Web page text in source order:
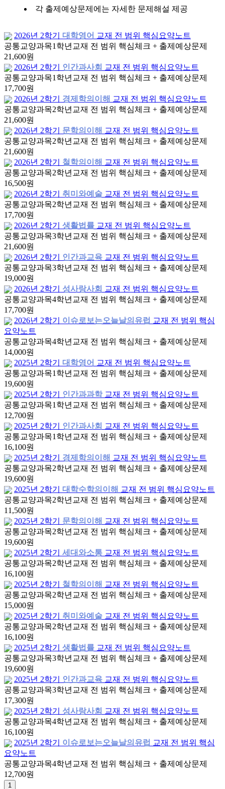
각 출제예상문제에는 자세한 문제해설 제공
2026년 2학기 대학영어 교재 전 범위 핵심요약노트
공통교양과목1학년 교재 전 범위 핵심체크 + 출제예상문제
21,600원
2026년 2학기
인간과사회 교재 전 범위 핵심요약노트
공통교양과목1학년 교재 전 범위 핵심체크 + 출제예상문제
17,700원
2026년 2학기
경제학의이해 교재 전 범위 핵심요약노트
공통교양과목2학년 교재 전 범위 핵심체크 + 출제예상문제
21,600원
2026년 2학기
문학의이해 교재 전 범위 핵심요약노트
공통교양과목2학년 교재 전 범위 핵심체크 + 출제예상문제
21,600원
2026년 2학기
철학의이해 교재 전 범위 핵심요약노트
공통교양과목2학년 교재 전 범위 핵심체크 + 출제예상문제
16,500원
2026년 2학기
취미와예술 교재 전 범위 핵심요약노트
공통교양과목2학년 교재 전 범위 핵심체크 + 출제예상문제
17,700원
2026년 2학기
생활법률 교재 전 범위 핵심요약노트
공통교양과목3학년 교재 전 범위 핵심체크 + 출제예상문제
21,600원
2026년 2학기
인간과교육 교재 전 범위 핵심요약노트
공통교양과목3학년 교재 전 범위 핵심체크 + 출제예상문제
19,000원
2026년 2학기
성사랑사회 교재 전 범위 핵심요약노트
공통교양과목4학년 교재 전 범위 핵심체크 + 출제예상문제
17,700원
2026년 2학기
이슈로보는오늘날의유럽 교재 전 범위 핵심
요약노트
공통교양과목4학년 교재 전 범위 핵심체크 + 출제예상문제
14,000원
2025년 2학기
대학영어 교재 전 범위 핵심요약노트
공통교양과목1학년 교재 전 범위 핵심체크 + 출제예상문제
19,600원
2025년 2학기
인간과과학 교재 전 범위 핵심요약노트
공통교양과목1학년 교재 전 범위 핵심체크 + 출제예상문제
12,700원
2025년 2학기
인간과사회 교재 전 범위 핵심요약노트
공통교양과목1학년 교재 전 범위 핵심체크 + 출제예상문제
16,100원
2025년 2학기
경제학의이해 교재 전 범위 핵심요약노트
공통교양과목2학년 교재 전 범위 핵심체크 + 출제예상문제
19,600원
2025년 2학기
대학수학의이해 교재 전 범위 핵심요약노트
공통교양과목2학년 교재 전 범위 핵심체크 + 출제예상문제
11,500원
2025년 2학기
문학의이해 교재 전 범위 핵심요약노트
공통교양과목2학년 교재 전 범위 핵심체크 + 출제예상문제
19,600원
2025년 2학기
세대와소통 교재 전 범위 핵심요약노트
공통교양과목2학년 교재 전 범위 핵심체크 + 출제예상문제
16,100원
2025년 2학기
철학의이해 교재 전 범위 핵심요약노트
공통교양과목2학년 교재 전 범위 핵심체크 + 출제예상문제
15,000원
2025년 2학기
취미와예술 교재 전 범위 핵심요약노트
공통교양과목2학년 교재 전 범위 핵심체크 + 출제예상문제
16,100원
2025년 2학기
생활법률 교재 전 범위 핵심요약노트
공통교양과목3학년 교재 전 범위 핵심체크 + 출제예상문제
19,600원
2025년 2학기
인간과교육 교재 전 범위 핵심요약노트
공통교양과목3학년 교재 전 범위 핵심체크 + 출제예상문제
17,300원
2025년 2학기
성사랑사회 교재 전 범위 핵심요약노트
공통교양과목4학년 교재 전 범위 핵심체크 + 출제예상문제
16,100원
2025년 2학기
이슈로보는오늘날의유럽 교재 전 범위 핵심
요약노트
공통교양과목4학년 교재 전 범위 핵심체크 + 출제예상문제
12,700원